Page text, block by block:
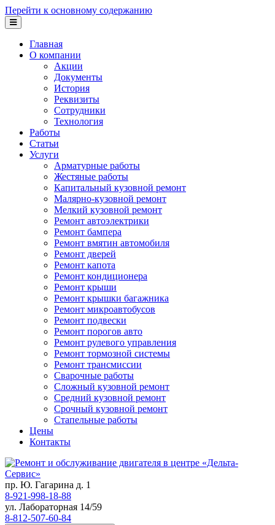
Перейти к основному содержанию
Главная
О компании
Акции
Документы
История
Реквизиты
Сотрудники
Технология
Работы
Статьи
Услуги
Арматурные работы
Жестяные работы
Капитальный кузовной ремонт
Малярно-кузовной ремонт
Мелкий кузовной ремонт
Ремонт автоэлектрики
Ремонт бампера
Ремонт вмятин автомобиля
Ремонт дверей
Ремонт капота
Ремонт кондиционера
Ремонт крыши
Ремонт крышки багажника
Ремонт микроавтобусов
Ремонт подвески
Ремонт порогов авто
Ремонт рулевого управления
Ремонт тормозной системы
Ремонт трансмиссии
Сварочные работы
Сложный кузовной ремонт
Средний кузовной ремонт
Срочный кузовной ремонт
Стапельные работы
Цены
Контакты
пр. Ю. Гагарина д. 1
8-921-998-18-88
ул. Лабораторная 14/59
8-812-507-60-84